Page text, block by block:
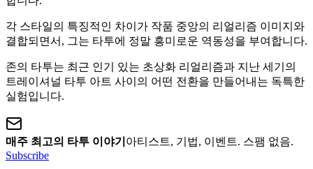
각 스타일의 특징적인 차이가 작품 중앙의 리얼리즘 이미지와
결합되면서, 그는 타투에 정말 흥미로운 역동성을 부여합니다.
존의 타투는 최근 인기 있는 초상화 리얼리즘과 지난 세기의
트레이셔널 타투 아트 사이의 어떤 전환을 만들어내는 독특한
실험입니다.
매주 최고의 타투 이야기 아티스트, 기법, 이벤트. 스팸 없음.
Subscribe